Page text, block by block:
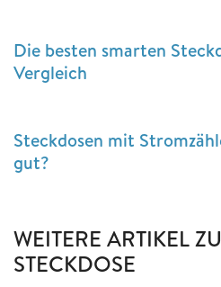
Die besten smarten
Vergleich
Steckdosen mit
gut?
WEITERE ARTIKEL
STECKDOSE